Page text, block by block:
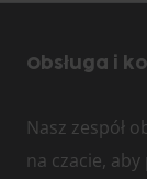
Obsługa i
Nasz zespół
na czacie,